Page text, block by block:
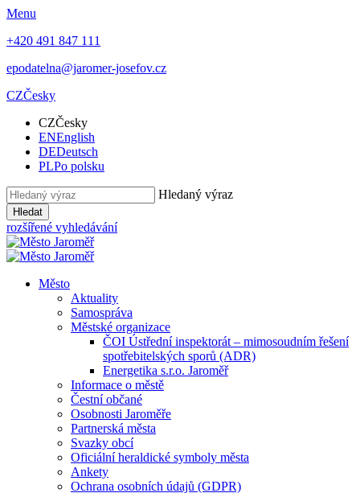
Menu
+420 491 847 111
epodatelna@jaromer-josefov.cz
CZČesky
CZČesky
ENEnglish
DEDeutsch
PLPo polsku
Hledaný výraz
Hledat
rozšířené vyhledávání
Město
Aktuality
Samospráva
Městské organizace
ČOI Ústřední inspektorát – mimosoudním řešení
spotřebitelských sporů (ADR)
Energetika s.r.o. Jaroměř
Informace o městě
Čestní občané
Osobnosti Jaroměře
Partnerská města
Svazky obcí
Oficiální heraldické symboly města
Ankety
Ochrana osobních údajů (GDPR)